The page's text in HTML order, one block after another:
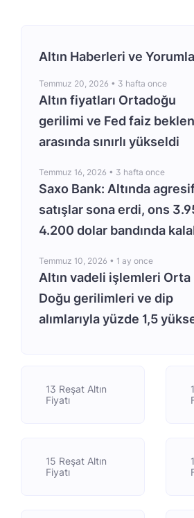
Altın Haberleri ve
Temmuz 20, 2026 • 3 hafta once
Altın fiyatları Ortadoğu
gerilimi ve Fed faiz
arasında sınırlı yükseldi
Temmuz 16, 2026 • 3 hafta once
Saxo Bank: Altında
satışlar sona erdi, ons
4.200 dolar bandında
Temmuz 10, 2026 • 1 ay once
Altın vadeli işlemleri Orta
Doğu gerilimleri ve dip
alımlarıyla yüzde 1,5
13 Reşat Altın
Fiyatı
15 Reşat Altın
Fiyatı